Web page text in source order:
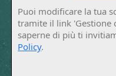
Puoi modificare la tua
tramite il link 'Gestione
saperne di più ti
Policy.